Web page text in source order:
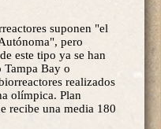
suponen "el
pero
este tipo ya se han
Tampa Bay o
realizados
olímpica. Plan
recibe una media 180